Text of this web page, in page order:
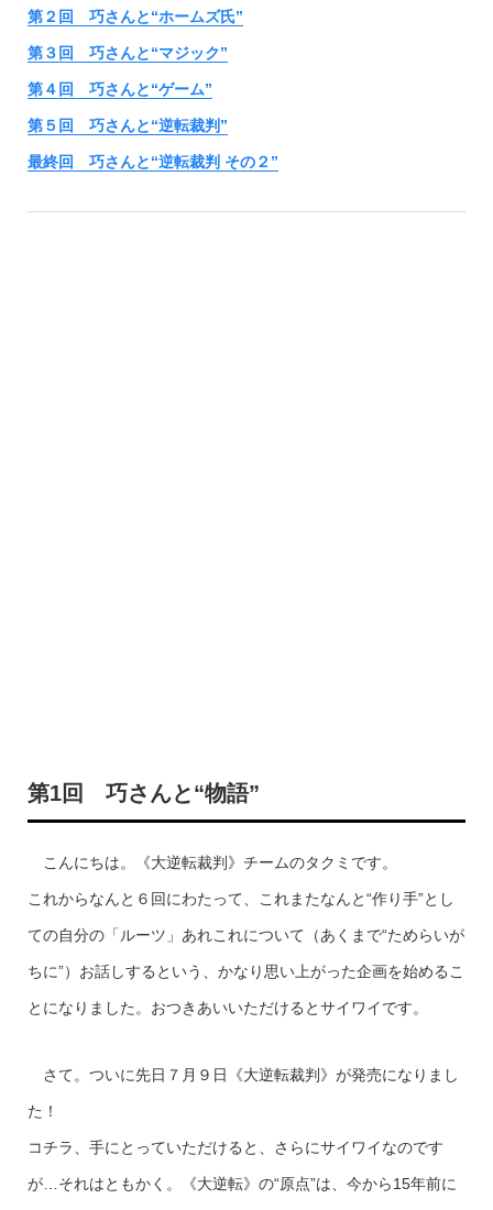
第２回 巧さんと“ホームズ氏”
第３回 巧さんと“マジック”
第４回 巧さんと“ゲーム”
第５回 巧さんと“逆転裁判”
最終回 巧さんと“逆転裁判 その２”
第1回 巧さんと“物語”
こんにちは。《大逆転裁判》チームのタクミです。
これからなんと６回にわたって、これまたなんと“作り手”とし
ての自分の「ルーツ」あれこれについて（あくまで“ためらいが
ちに”）お話しするという、かなり思い上がった企画を始めるこ
とになりました。おつきあいいただけるとサイワイです。
さて。ついに先日７月９日《大逆転裁判》が発売になりまし
た！
コチラ、手にとっていただけると、さらにサイワイなのです
が…それはともかく。《大逆転》の“原点”は、今から15年前に